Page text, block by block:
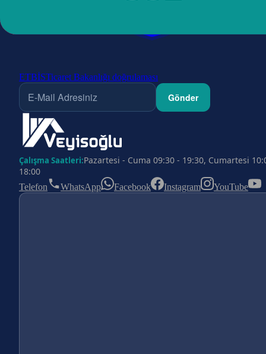
ETBİSTicaret Bakanlığı doğrulaması
Gönder
Çalışma Saatleri:Pazartesi - Cuma 09:30 - 19:30, Cumartesi
18:00
Telefon WhatsApp Facebook Instagram YouTube